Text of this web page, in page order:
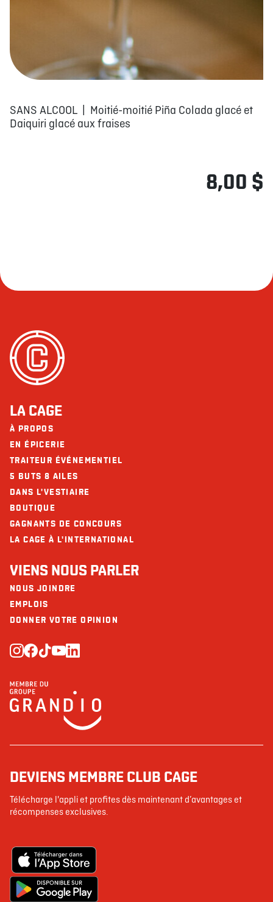
SANS ALCOOL | Moitié-moitié Piña Colada glacé et
Daiquiri glacé aux fraises
8,00 $
LA CAGE
À PROPOS
EN ÉPICERIE
TRAITEUR ÉVÉNEMENTIEL
5 BUTS 8 AILES
DANS L'VESTIAIRE
BOUTIQUE
GAGNANTS DE CONCOURS
LA CAGE À L'INTERNATIONAL
VIENS NOUS PARLER
NOUS JOINDRE
EMPLOIS
DONNER VOTRE OPINION
DEVIENS MEMBRE CLUB CAGE
Télécharge l'appli et profites dès maintenant d’avantages et
récompenses exclusives.